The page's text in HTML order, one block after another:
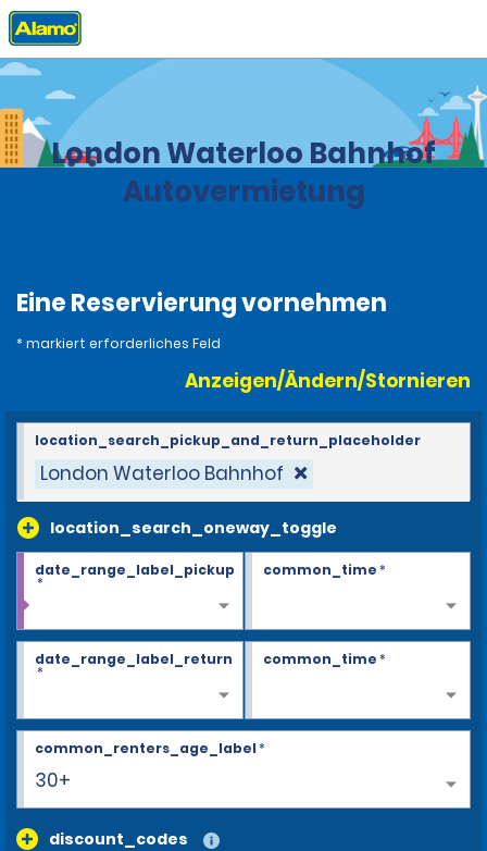
Privat Stationen
London Waterloo Bahnhof
Autovermietung
Eine Reservierung vornehmen
* markiert erforderliches Feld
Anzeigen/Ändern/Stornieren
London Waterloo Bahnhof
location_search_oneway_toggle
location_search_pickup_and_return_placeholder
date_range_label_pickup
*
common_time*
date_range_label_return
*
common_time*
30+
common_renters_age_label*
discount_codes